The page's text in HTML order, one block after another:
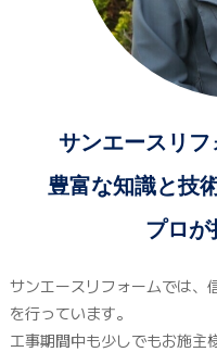
サンエースリフ
豊富な知識と技
プロが
サンエースリフォームでは、
を行っています。
工事期間中も少しでもお施主